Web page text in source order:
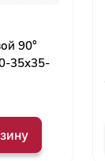
90°
35х35-